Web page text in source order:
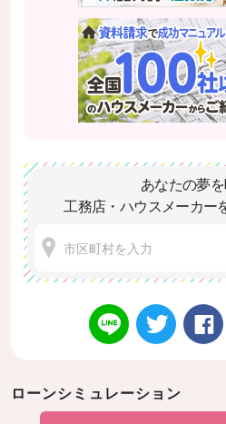
あなたの夢
工務店・ハウスメーカー
LINE Twitt
ローンシミュレーション